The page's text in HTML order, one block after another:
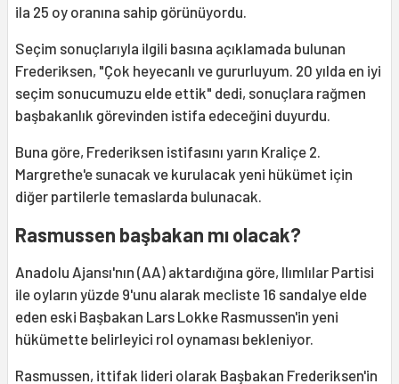
ila 25 oy oranına sahip görünüyordu.
Seçim sonuçlarıyla ilgili basına açıklamada bulunan
Frederiksen, "Çok heyecanlı ve gururluyum. 20 yılda en iyi
seçim sonucumuzu elde ettik" dedi, sonuçlara rağmen
başbakanlık görevinden istifa edeceğini duyurdu.
Buna göre, Frederiksen istifasını yarın Kraliçe 2.
Margrethe'e sunacak ve kurulacak yeni hükümet için
diğer partilerle temaslarda bulunacak.
Rasmussen başbakan mı olacak?
Anadolu Ajansı'nın (AA) aktardığına göre, Ilımlılar Partisi
ile oyların yüzde 9'unu alarak mecliste 16 sandalye elde
eden eski Başbakan Lars Lokke Rasmussen'in yeni
hükümette belirleyici rol oynaması bekleniyor.
Rasmussen, ittifak lideri olarak Başbakan Frederiksen'in